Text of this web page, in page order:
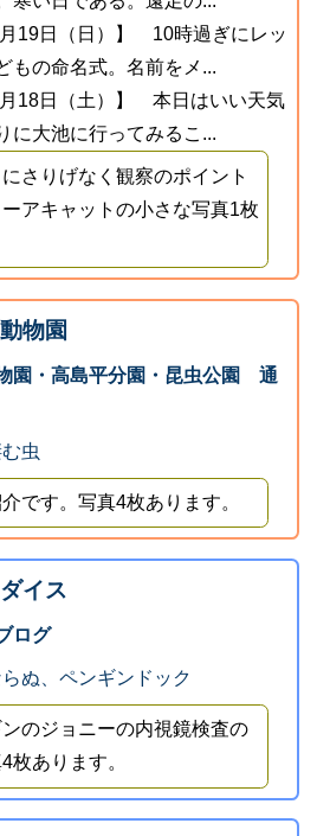
19日（日）】 10時過ぎにレッ
もの命名式。名前をメ...
18日（土）】 本日はいい天気
に大池に行ってみるこ...
さりげなく観察のポイント
アキャットの小さな写真1枚
物園
園・高島平分園・昆虫公園 通
虫
です。写真4枚あります。
イス
ログ
ぬ、ペンギンドック
のジョニーの内視鏡検査の
枚あります。